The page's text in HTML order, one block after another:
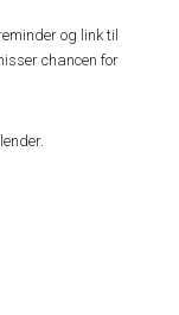
og link til
chancen for